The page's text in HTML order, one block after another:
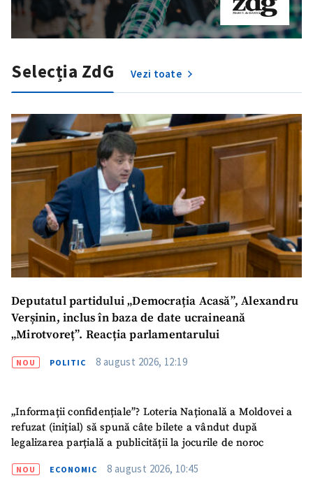
Selecția ZdG Vezi toate
Deputatul partidului „Democrația Acasă”, Alexandru
Verșinin, inclus în baza de date ucraineană
„Mirotvoreț”. Reacția parlamentarului
NOU POLITIC 8 august 2026, 12:19
„Informații confidențiale”? Loteria Națională a Moldovei a
refuzat (inițial) să spună câte bilete a vândut după
legalizarea parțială a publicității la jocurile de noroc
NOU ECONOMIC 8 august 2026, 10:45